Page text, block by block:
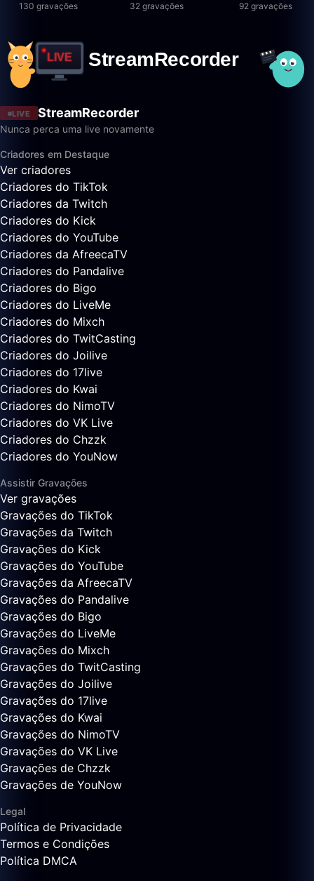
130 gravações 32 gravações 92 gravações
LIVE StreamRecorder
Nunca perca uma live novamente
Criadores em Destaque
Ver criadores
Criadores do TikTok
Criadores da Twitch
Criadores do Kick
Criadores do YouTube
Criadores da AfreecaTV
Criadores do Pandalive
Criadores do Bigo
Criadores do LiveMe
Criadores do Mixch
Criadores do TwitCasting
Criadores do Joilive
Criadores do 17live
Criadores do Kwai
Criadores do NimoTV
Criadores do VK Live
Criadores do Chzzk
Criadores do YouNow
Assistir Gravações
Ver gravações
Gravações do TikTok
Gravações da Twitch
Gravações do Kick
Gravações do YouTube
Gravações da AfreecaTV
Gravações do Pandalive
Gravações do Bigo
Gravações do LiveMe
Gravações do Mixch
Gravações do TwitCasting
Gravações do Joilive
Gravações do 17live
Gravações do Kwai
Gravações do NimoTV
Gravações do VK Live
Gravações de Chzzk
Gravações de YouNow
Legal
Política de Privacidade
Termos e Condições
Política DMCA